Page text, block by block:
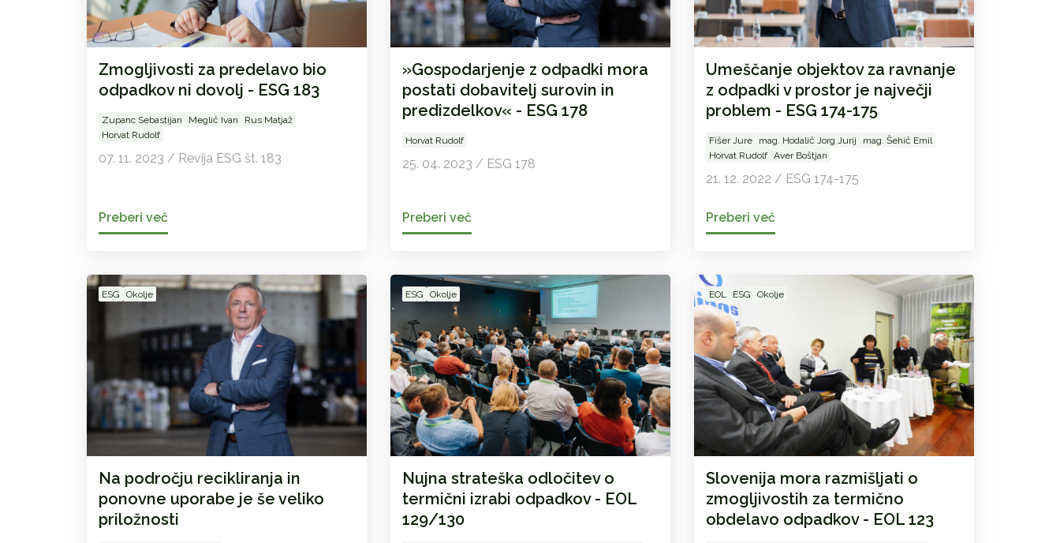
Zmogljivosti za predelavo bio
odpadkov ni dovolj - ESG 183
Zupanc Sebastijan Meglič Ivan
Rus Matjaž
Horvat Rudolf
07. 11. 2023 / Revija ESG št. 183
Preberi več
»Gospodarjenje z odpadki mora
postati dobavitelj surovin in
predizdelkov« - ESG 178
Horvat Rudolf
25. 04. 2023 / ESG 178
Preberi več
Umeščanje objektov za ravnanje
z odpadki v prostor je največji
problem - ESG 174-175
Fišer Jure mag. Hodalič Jorg Jurij
mag. Šehič Emil
Horvat Rudolf
Aver Boštjan
21. 12. 2022 / ESG 174-175
Preberi več
ESG Okolje
Na področju recikliranja in
ponovne uporabe je še veliko
priložnosti
ESG Okolje
Nujna strateška odločitev o
termični izrabi odpadkov - EOL
129/130
EOL ESG Okolje
Slovenija mora razmišljati o
zmogljivostih za termično
obdelavo odpadkov - EOL 123